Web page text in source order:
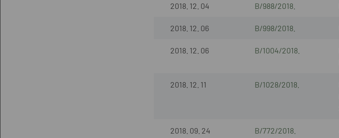
2018. 12. 04 B/988/2018.
2018. 12. 06 B/998/2018.
2018. 12. 06 B/1004/2018.
2018. 12. 11 B/1028/2018.
2018. 09. 24 B/772/2018.